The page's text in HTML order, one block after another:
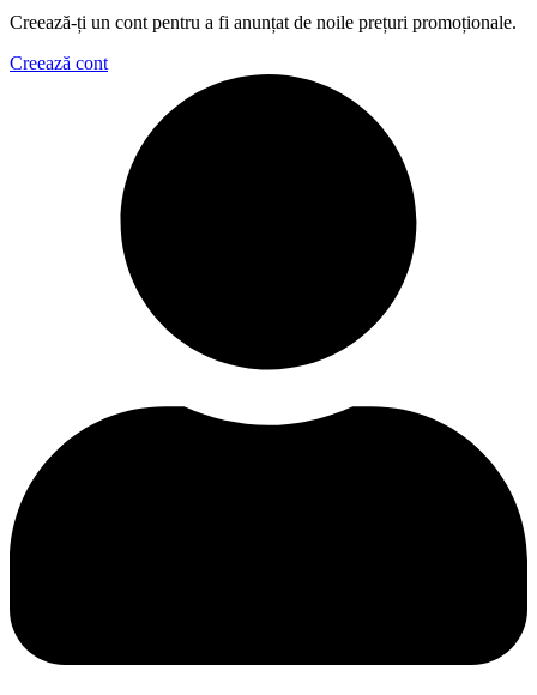
Creează-ți un cont pentru a fi anunțat de noile prețuri promoționale.
Creează cont